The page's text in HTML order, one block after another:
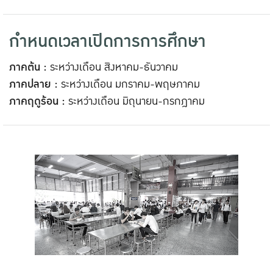
กำหนดเวลาเปิดการการศึกษา
ภาคต้น : ระหว่างเดือน สิงหาคม-ธันวาคม
ภาคปลาย : ระหว่างเดือน มกราคม-พฤษภาคม
ภาคฤดูร้อน : ระหว่างเดือน มิถุนายน-กรกฎาคม